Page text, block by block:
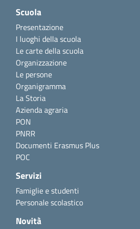
Scuola
Presentazione
I luoghi della scuola
Le carte della scuola
Organizzazione
Le persone
Organigramma
La Storia
Azienda agraria
PON
PNRR
Documenti Erasmus Plus
POC
Servizi
Famiglie e studenti
Personale scolastico
Novità